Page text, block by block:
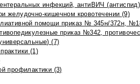
инфекций, антиВИЧ
желудочно-кишечном кровотечении (9)
помощи приказ № 345н/372н,
приказ №342,
(7)
(1)
профилактики (3)